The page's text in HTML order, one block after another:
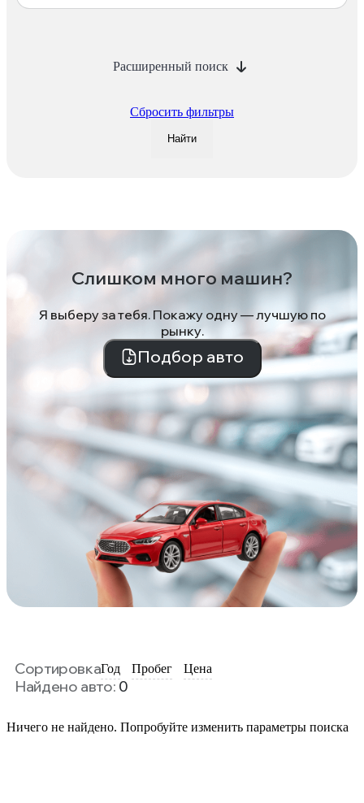
Расширенный поиск
Сбросить фильтры
Найти
Слишком много машин?
Я выберу за тебя. Покажу одну — лучшую по
рынку.
Подбор авто
СортировкаГод Пробег Цена
Найдено авто: 0
Ничего не найдено. Попробуйте изменить параметры поиска